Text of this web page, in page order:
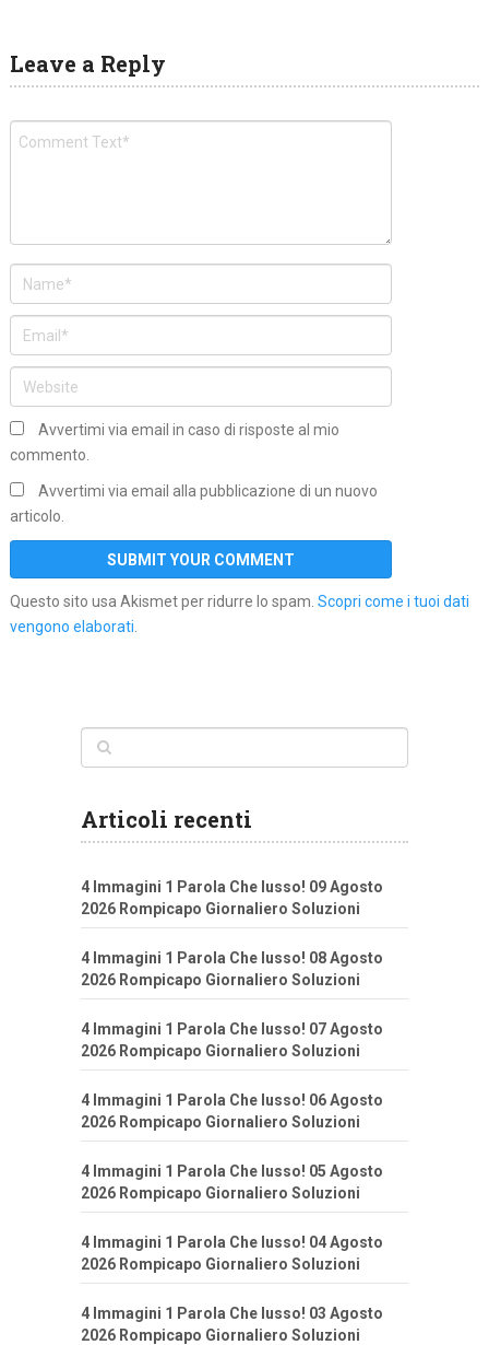
Leave a Reply
Avvertimi via email in caso di risposte al mio
commento.
Avvertimi via email alla pubblicazione di un nuovo
articolo.
Questo sito usa Akismet per ridurre lo spam. Scopri come i tuoi dati
vengono elaborati
Articoli recenti
4 Immagini 1 Parola Che lusso! 09 Agosto
2026 Rompicapo Giornaliero Soluzioni
4 Immagini 1 Parola Che lusso! 08 Agosto
2026 Rompicapo Giornaliero Soluzioni
4 Immagini 1 Parola Che lusso! 07 Agosto
2026 Rompicapo Giornaliero Soluzioni
4 Immagini 1 Parola Che lusso! 06 Agosto
2026 Rompicapo Giornaliero Soluzioni
4 Immagini 1 Parola Che lusso! 05 Agosto
2026 Rompicapo Giornaliero Soluzioni
4 Immagini 1 Parola Che lusso! 04 Agosto
2026 Rompicapo Giornaliero Soluzioni
4 Immagini 1 Parola Che lusso! 03 Agosto
2026 Rompicapo Giornaliero Soluzioni